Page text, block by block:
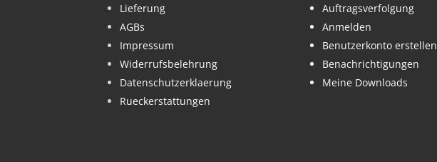
Lieferung
AGBs
Impressum
Widerrufsbelehrung
Datenschutzerklaerung
Rueckerstattungen
Auftragsverfolgung
Anmelden
Benutzerkonto erstellen
Benachrichtigungen
Meine Downloads